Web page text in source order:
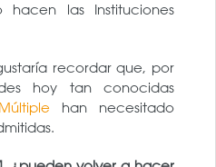
las Instituciones
recordar que, por
hoy tan conocidas
han necesitado